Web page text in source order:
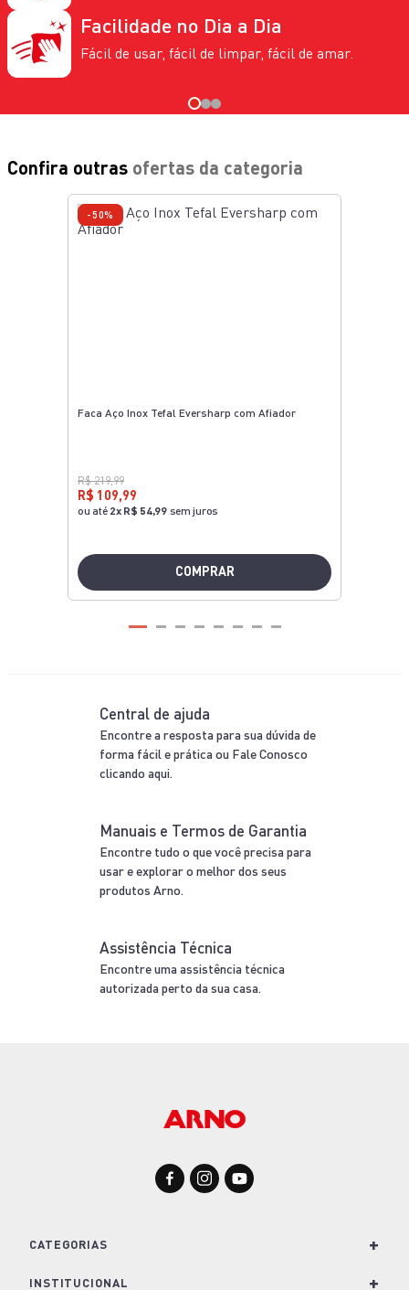
Facilidade no Dia a Dia
Fácil de usar, fácil de limpar, fácil de amar.
Confira outras ofertas da categoria
-50%
Faca Aço Inox Tefal Eversharp com Afiador
R$ 219,99
R$ 109,99
ou até 2x R$ 54,99 sem juros
COMPRAR
Central de ajuda
Encontre a resposta para sua dúvida de
forma fácil e prática ou Fale Conosco
clicando aqui.
Manuais e Termos de Garantia
Encontre tudo o que você precisa para
usar e explorar o melhor dos seus
produtos Arno.
Assistência Técnica
Encontre uma assistência técnica
autorizada perto da sua casa.
CATEGORIAS +
Para Cozinha
INSTITUCIONAL +